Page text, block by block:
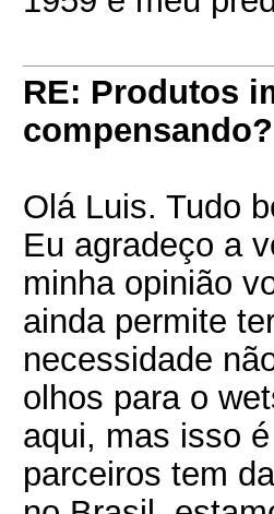
RE: Produtos
compensando?
Olá Luis. Tudo
Eu agradeço a
minha opinião
ainda permite
necessidade
olhos para o
aqui, mas isso
parceiros tem